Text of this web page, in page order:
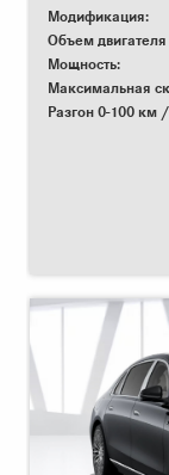
Модификация:
Объем двигателя
Мощность:
Максимальная
Разгон 0-100 км